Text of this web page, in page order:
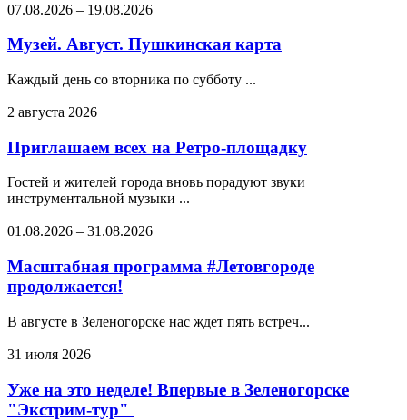
07.08.2026 – 19.08.2026
Музей. Август. Пушкинская карта
Каждый день со вторника по субботу ...
2 августа 2026
Приглашаем всех на Ретро-площадку
Гостей и жителей города вновь порадуют звуки
инструментальной музыки ...
01.08.2026 – 31.08.2026
Масштабная программа #Летовгороде
продолжается!
В августе в Зеленогорске нас ждет пять встреч...
31 июля 2026
Уже на это неделе! Впервые в Зеленогорске
"Экстрим-тур"